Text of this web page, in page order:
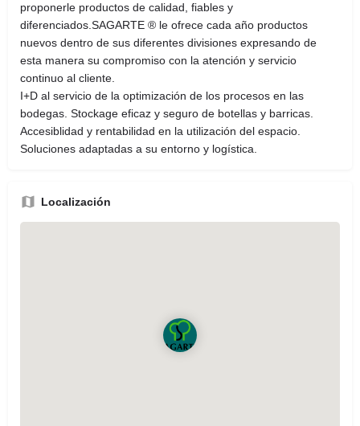
proponerle productos de calidad, fiables y
diferenciados.SAGARTE ® le ofrece cada año productos
nuevos dentro de sus diferentes divisiones expresando de
esta manera su compromiso con la atención y servicio
continuo al cliente.
I+D al servicio de la optimización de los procesos en las
bodegas. Stockage eficaz y seguro de botellas y barricas.
Accesiblidad y rentabilidad en la utilización del espacio.
Soluciones adaptadas a su entorno y logística.
Localización